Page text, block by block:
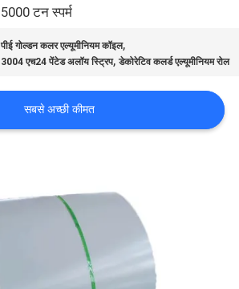
5000 टन स्पर्म
पीई गोल्डन कलर एल्यूमीनियम कॉइल,
3004 एच24 पेंटेड अलॉय स्ट्रिप,डेकोरेटिव कलर्ड एल्यूमीनियम रोल
सबसे अच्छी कीमत